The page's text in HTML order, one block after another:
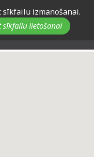
izmanošanai.
sīkfailu lietošanai